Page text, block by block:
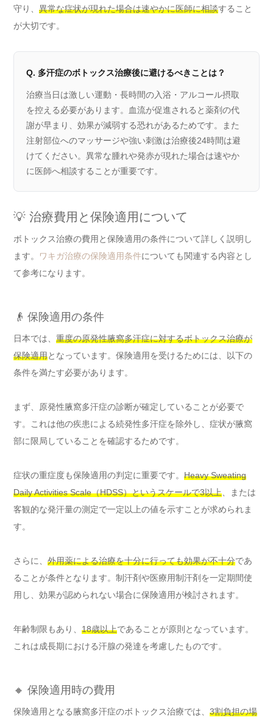
守り、 異常な症状が現れた場合は速やかに医師に相談すること
が大切です。
Q. 多汗症のボトックス治療後に避けるべきことは？
治療当日は激しい運動・長時間の入浴・アルコール摂取
を控える必要があります。血流が促進されると薬剤の代
謝が早まり、効果が減弱する恐れがあるためです。また
注射部位へのマッサージや強い刺激は治療後24時間は避
けてください。異常な腫れや発赤が現れた場合は速やか
に医師へ相談することが重要です。
💡 治療費用と保険適用について
ボトックス治療の費用と保険適用の条件について詳しく説明し
ます。
ワキガ治療の保険適用条件についても関連する内容とし
て参考になります。
👴 保険適用の条件
日本では、 重度の原発性腋窩多汗症に対するボトックス治療が
保険適用となっています。保険適用を受けるためには、以下の
条件を満たす必要があります。
まず、原発性腋窩多汗症の診断が確定していることが必要で
す。これは他の疾患による続発性多汗症を除外し、症状が腋窩
部に限局していることを確認するためです。
症状の重症度も保険適用の判定に重要です。 Heavy Sweating
Daily Activities Scale（HDSS）というスケールで3以上 、または
客観的な発汗量の測定で一定以上の値を示すことが求められま
す。
さらに、 外用薬による治療を十分に行っても効果が不十分であ
ることが条件となります。制汗剤や医療用制汗剤を一定期間使
用し、効果が認められない場合に保険適用が検討されます。
年齢制限もあり、 18歳以上であることが原則となっています。
これは成長期における汗腺の発達を考慮したものです。
🔸 保険適用時の費用
保険適用となる腋窩多汗症のボトックス治療では、 3割負担の場